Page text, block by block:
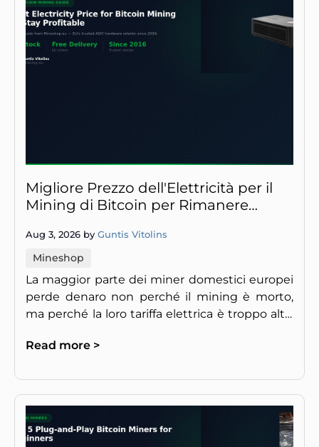
Migliore Prezzo dell'Elettricità per il
Mining di Bitcoin per Rimanere
Aug 3, 2026 by Guntis Vitolins
Mineshop
La maggior parte dei miner domestici europei
perde denaro non perché il mining è morto,
ma perché la loro tariffa elettrica è troppo alta.
Read more >